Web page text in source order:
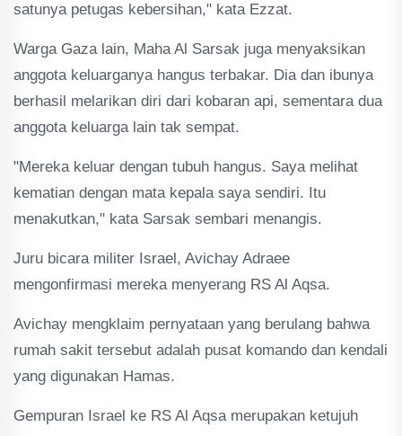
satunya petugas kebersihan," kata Ezzat.
Warga Gaza lain, Maha Al Sarsak juga menyaksikan
anggota keluarganya hangus terbakar. Dia dan ibunya
berhasil melarikan diri dari kobaran api, sementara dua
anggota keluarga lain tak sempat.
"Mereka keluar dengan tubuh hangus. Saya melihat
kematian dengan mata kepala saya sendiri. Itu
menakutkan," kata Sarsak sembari menangis.
Juru bicara militer Israel, Avichay Adraee
mengonfirmasi mereka menyerang RS Al Aqsa.
Avichay mengklaim pernyataan yang berulang bahwa
rumah sakit tersebut adalah pusat komando dan kendali
yang digunakan Hamas.
Gempuran Israel ke RS Al Aqsa merupakan ketujuh